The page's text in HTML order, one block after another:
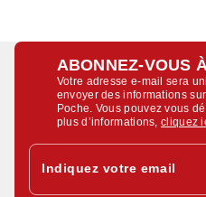
ABONNEZ-VOUS
Votre adresse e-mail sera
envoyer des informations
Poche. Vous pouvez vous
plus d’informations,cliquez
Indiquez votre email